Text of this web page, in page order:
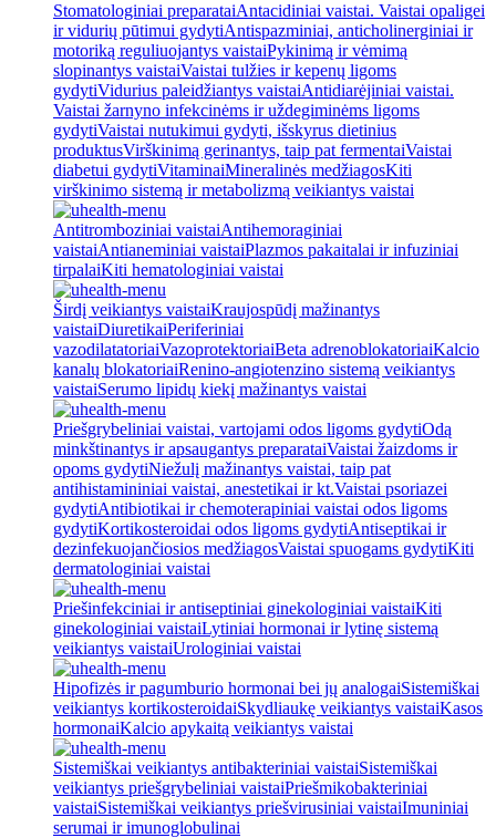
Stomatologiniai preparataiAntacidiniai vaistai. Vaistai opaligei
ir vidurių pūtimui gydytiAntispazminiai, anticholinerginiai ir
motoriką reguliuojantys vaistaiPykinimą ir vėmimą
slopinantys vaistaiVaistai tulžies ir kepenų ligoms
gydytiVidurius paleidžiantys vaistaiAntidiarėjiniai vaistai.
Vaistai žarnyno infekcinėms ir uždegiminėms ligoms
gydytiVaistai nutukimui gydyti, išskyrus dietinius
produktusVirškinimą gerinantys, taip pat fermentaiVaistai
diabetui gydytiVitaminaiMineralinės medžiagosKiti
virškinimo sistemą ir metabolizmą veikiantys vaistai
Antitromboziniai vaistaiAntihemoraginiai
vaistaiAntianeminiai vaistaiPlazmos pakaitalai ir infuziniai
tirpalaiKiti hematologiniai vaistai
Širdį veikiantys vaistaiKraujospūdį mažinantys
vaistaiDiuretikaiPeriferiniai
vazodilatatoriaiVazoprotektoriaiBeta adrenoblokatoriaiKalcio
kanalų blokatoriaiRenino-angiotenzino sistemą veikiantys
vaistaiSerumo lipidų kiekį mažinantys vaistai
Priešgrybeliniai vaistai, vartojami odos ligoms gydytiOdą
minkštinantys ir apsaugantys preparataiVaistai žaizdoms ir
opoms gydytiNiežulį mažinantys vaistai, taip pat
antihistamininiai vaistai, anestetikai ir kt.Vaistai psoriazei
gydytiAntibiotikai ir chemoterapiniai vaistai odos ligoms
gydytiKortikosteroidai odos ligoms gydytiAntiseptikai ir
dezinfekuojančiosios medžiagosVaistai spuogams gydytiKiti
dermatologiniai vaistai
Priešinfekciniai ir antiseptiniai ginekologiniai vaistaiKiti
ginekologiniai vaistaiLytiniai hormonai ir lytinę sistemą
veikiantys vaistaiUrologiniai vaistai
Hipofizės ir pagumburio hormonai bei jų analogaiSistemiškai
veikiantys kortikosteroidaiSkydliaukę veikiantys vaistaiKasos
hormonaiKalcio apykaitą veikiantys vaistai
Sistemiškai veikiantys antibakteriniai vaistaiSistemiškai
veikiantys priešgrybeliniai vaistaiPriešmikobakteriniai
vaistaiSistemiškai veikiantys priešvirusiniai vaistaiImuniniai
serumai ir imunoglobulinai